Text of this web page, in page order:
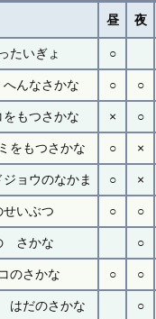
昼 夜
たいぎょ ○
んなさかな ○ ○
もつさかな × ○
をもつさかな ○ ×
ョウのなかま ○ ×
せいぶつ ○ ○
さかな ○
のさかな ○ ○
はだのさかな ○